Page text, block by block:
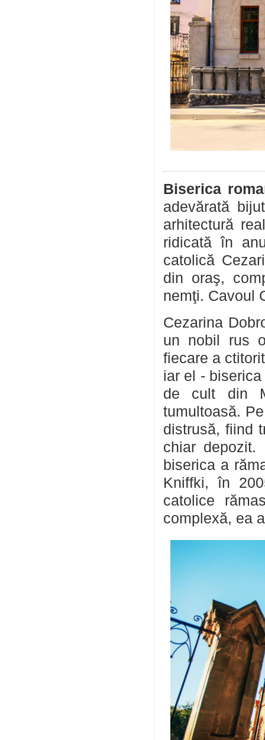
Biserica
adevărată
arhitectură
ridicată în
catolică
din oraş,
nemţi. Cavoul
Cezarina
un nobil rus
fiecare a
iar el -
de cult din
tumultoasă.
distrusă, fiind
chiar depozit.
biserica a
Kniffki, în
catolice
complexă, ea